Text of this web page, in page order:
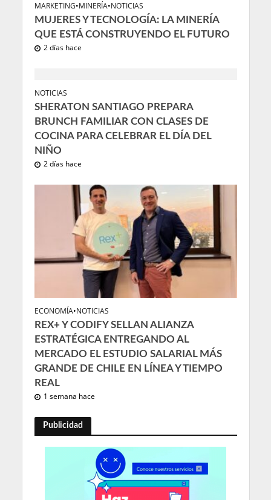
MARKETING•MINERÍA•NOTICIAS
MUJERES Y TECNOLOGÍA: LA MINERÍA
QUE ESTÁ CONSTRUYENDO EL FUTURO
2 días hace
NOTICIAS
SHERATON SANTIAGO PREPARA
BRUNCH FAMILIAR CON CLASES DE
COCINA PARA CELEBRAR EL DÍA DEL
NIÑO
2 días hace
ECONOMÍA•NOTICIAS
REX+ Y CODIFY SELLAN ALIANZA
ESTRATÉGICA ENTREGANDO AL
MERCADO EL ESTUDIO SALARIAL MÁS
GRANDE DE CHILE EN LÍNEA Y TIEMPO
REAL
1 semana hace
Publicidad